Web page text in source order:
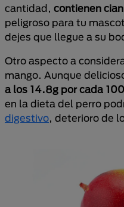
cantidad, contienen
peligroso para tu
dejes que llegue a su
Otro aspecto a
mango. Aunque
a los 14.8g por cada
en la dieta del perro
digestivo, deterioro de